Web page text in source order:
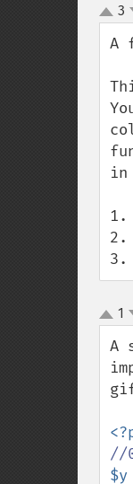
up3
A
in
1.
2.
3.
up
1
A
$y